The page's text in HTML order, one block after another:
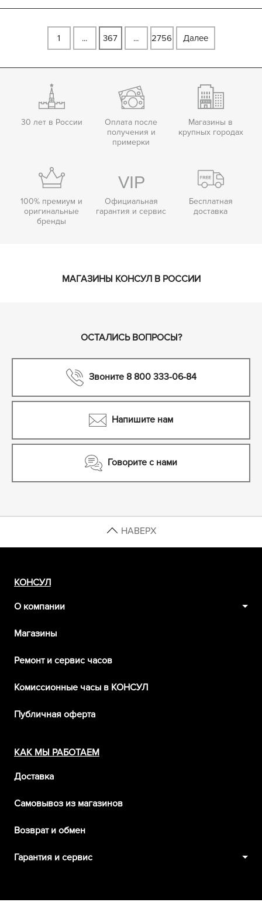
1 ... 367 ... 2756 Далее
30 лет в России
Оплата после
получения и
примерки
Магазины в
крупных городах
100% премиум и
оригинальные
бренды
Официальная
гарантия и сервис
Бесплатная
доставка
МАГАЗИНЫ КОНСУЛ В РОССИИ
ОСТАЛИСЬ ВОПРОСЫ?
Звоните 8 800 333-06-84
Напишите нам
Говорите с нами
НАВЕРХ
КОНСУЛ
О компании
Магазины
Ремонт и сервис часов
Комиссионные часы в КОНСУЛ
Публичная оферта
КАК МЫ РАБОТАЕМ
Доставка
Самовывоз из магазинов
Возврат и обмен
Гарантия и сервис